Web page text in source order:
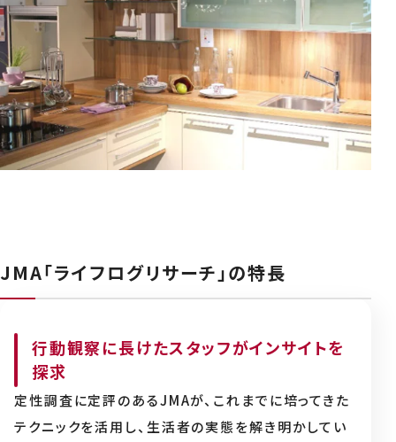
JMA「ライフログリサーチ」の特長
行動観察に長けたスタッフがインサイトを
探求
定性調査に定評のあるJMAが、これまでに培ってきた
テクニックを活用し、生活者の実態を解き明かしてい